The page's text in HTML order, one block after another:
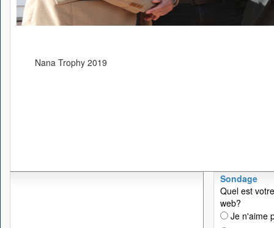
Nana Trophy 2019
Sondage
Quel est
web?
Je n'aime